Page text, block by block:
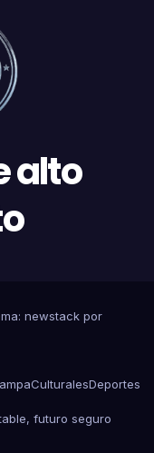
alto
newstack por
CulturalesDeportes
futuro seguro